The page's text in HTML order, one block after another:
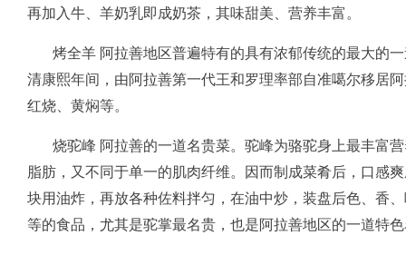
再加入牛、羊奶乳即成奶茶，其味甜美、营养丰富。
烤全羊 阿拉善地区普遍特有的具有浓郁传统的最大的
清康熙年间，由阿拉善第一代王和罗理率部自准噶尔移居
红烧、黄焖等。
烧驼峰 阿拉善的一道名贵菜。驼峰为骆驼身上最丰富
脂肪，又不同于单一的肌肉纤维。因而制成菜肴后，口感
块用油炸，再放各种佐料拌匀，在油中炒，装盘后色、香
等的食品，尤其是驼掌最名贵，也是阿拉善地区的一道特